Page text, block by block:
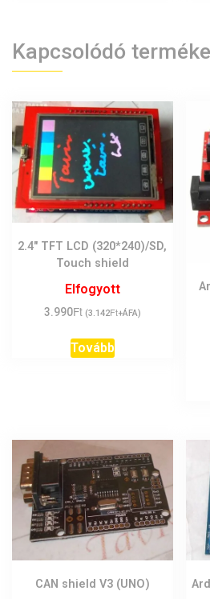
Kapcsolódó
2.4″ TFT LCD (320*240)/SD,
Touch shield
Elfogyott
3.990Ft (3.142Ft+ÁFA)
Tovább
CAN shield V3 (UNO)